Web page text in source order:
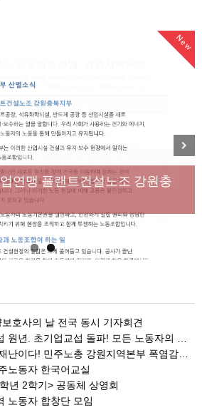
New
던 죽음, HL만도가 책임져라 : 청
철저한 진상규명과 재발방지
New
연맹 플랜트건설노조 강원충
Next
호사의 날 전국 동시 기자회견
섭 돌파! 모든 노동자의 노동기본권 쟁취! 민주노총 7.15 총파업대회
! 민주노총 강원지역본부 폭염감시단 선포 기자회견
노동자 한국어교실
년 2학기> 공동체 상영회
노동자 합창단 모임